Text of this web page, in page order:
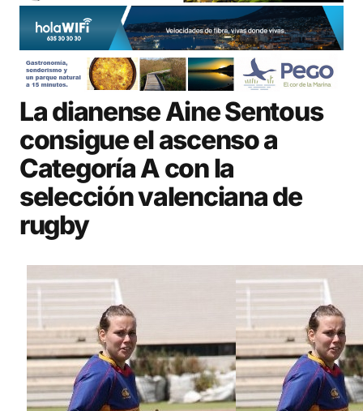
La dianense Aine Sentous
consigue el ascenso a
Categoría A con la
selección valenciana de
rugby